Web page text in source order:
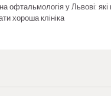
офтальмологія у Львові:
хороша клініка